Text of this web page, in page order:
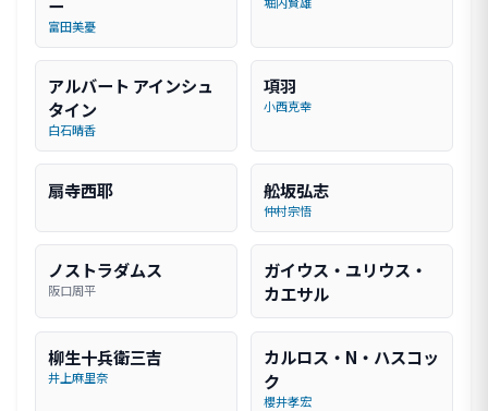
ー
富田美憂
アルバート アインシュ
タイン
白石晴香
項羽
小西克幸
扇寺西耶 舩坂弘志
仲村宗悟
ノストラダムス
阪口周平
ガイウス・ユリウス・
カエサル
柳生十兵衛三吉
井上麻里奈
カルロス・N・ハスコッ
ク
櫻井孝宏